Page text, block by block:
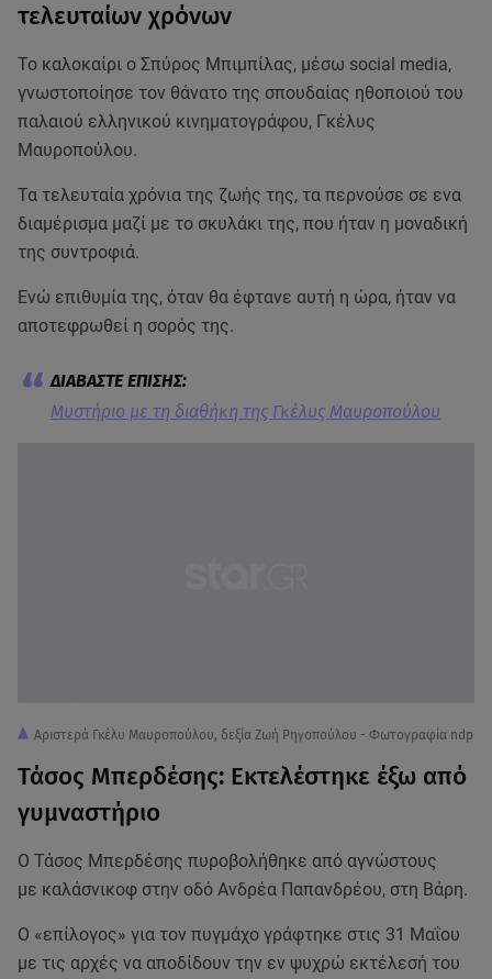
τελευταίων χρόνων
Το καλοκαίρι ο Σπύρος Μπιμπίλας, μέσω social media,
γνωστοποίησε τον θάνατο της σπουδαίας ηθοποιού του
παλαιού ελληνικού κινηματογράφου, Γκέλυς
Μαυροπούλου.
Τα τελευταία χρόνια της ζωής της, τα περνούσε σε ενα
διαμέρισμα μαζί με το σκυλάκι της, που ήταν η μοναδική
της συντροφιά.
Ενώ επιθυμία της, όταν θα έφτανε αυτή η ώρα, ήταν να
αποτεφρωθεί η σορός της.
Μυστήριο με τη διαθήκη της Γκέλυς Μαυροπούλου
Αριστερά Γκέλυ Μαυροπούλου, δεξία Ζωή Ρηγοπούλου - Φωτογραφία ndp
Τάσος Μπερδέσης: Εκτελέστηκε έξω από
γυμναστήριο
Ο Τάσος Μπερδέσης πυροβολήθηκε από αγνώστους
με καλάσνικοφ στην οδό Ανδρέα Παπανδρέου, στη Βάρη.
Ο «επίλογος» για τον πυγμάχο γράφτηκε στις 31 Μαΐου
με τις αρχές να αποδίδουν την εν ψυχρώ εκτέλεσή του